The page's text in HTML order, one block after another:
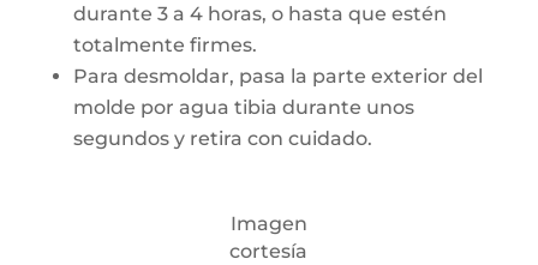
durante 3 a 4 horas, o hasta que estén
totalmente firmes.
Para desmoldar, pasa la parte exterior del
molde por agua tibia durante unos
segundos y retira con cuidado.
Imagen
cortesía